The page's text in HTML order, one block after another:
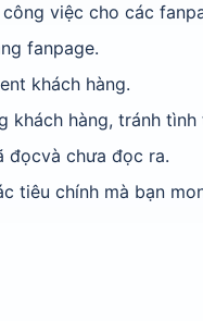
việc cho các
fanpage.
khách hàng.
khách hàng, tránh
đọcvà chưa đọc ra.
tiêu chính mà bạn